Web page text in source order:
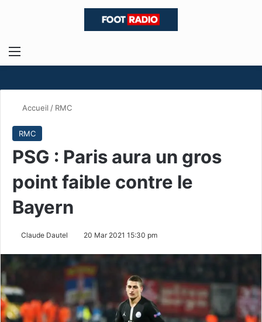
Menu
Accueil / RMC
RMC
PSG : Paris aura un gros
point faible contre le
Bayern
Claude Dautel 20 Mar 2021 15:30 pm